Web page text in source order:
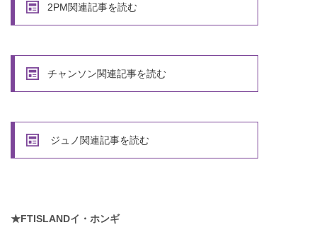
2PM関連記事を読む
チャンソン関連記事を読む
ジュノ関連記事を読む
★FTISLANDイ・ホンギ